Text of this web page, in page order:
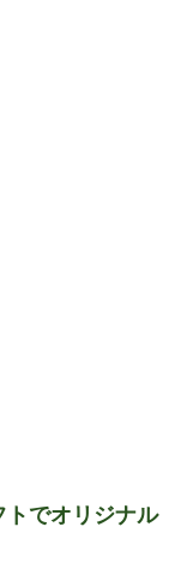
でオリジナル